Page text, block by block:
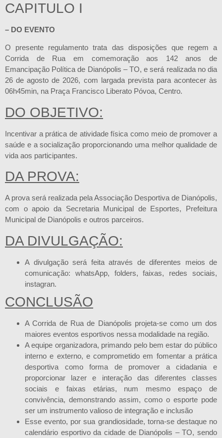
CAPITULO I
– DO EVENTO
O presente regulamento trata das disposições que regem a
Corrida de Rua em comemoração aos 142 anos de
Emancipação Política de Dianópolis – TO, e será realizada no dia
26 de agosto de 2026, com largada prevista para acontecer às
06h45min, na Praça Francisco Liberato Póvoa, Centro.
DO OBJETIVO:
Incentivar a prática de atividade física como meio de promover a
saúde e a socialização proporcionando uma melhor qualidade de
vida aos participantes.
DA PROVA:
A prova será realizada pela Associação Desportiva de Dianópolis,
com o apoio da Secretaria Municipal de Esportes, Prefeitura
Municipal de Dianópolis e outros parceiros.
DA DIVULGAÇÃO:
A divulgação será feita através de diferentes meios de
comunicação: whatsApp, folders, faixas, redes sociais,
instagran.
CONCLUSÃO
A Corrida de Rua de Dianópolis projeta-se como um dos
maiores eventos esportivos nessa modalidade na região.
A equipe organizadora, primando pelo bem estar do público
interno e externo, e comprometido em fomentar a prática
desportiva como forma de promover a cidadania e
proporcionar lazer e interação das diferentes classes
sociais e faixas etárias, num mesmo espaço de
convivência, demonstrando assim, como o esporte pode
ser um instrumento valioso de integração e inclusão
Esse evento, por sua grandiosidade, torna-se destaque no
calendário esportivo da cidade de Dianópolis – TO, sendo